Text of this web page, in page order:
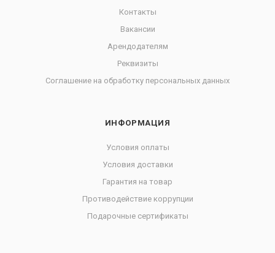
Контакты
Вакансии
Арендодателям
Реквизиты
Соглашение на обработку персональных данных
ИНФОРМАЦИЯ
Условия оплаты
Условия доставки
Гарантия на товар
Противодействие коррупции
Подарочные сертификаты